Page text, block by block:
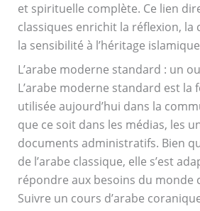
et spirituelle complète. Ce lien
classiques enrichit la réflexion,
la sensibilité à l’héritage
L’arabe moderne standard : un
L’arabe moderne standard est la
utilisée aujourd’hui dans la
que ce soit dans les médias, les
documents administratifs. Bien
de l’arabe classique, elle s’est
répondre aux besoins du monde
Suivre un cours d’arabe